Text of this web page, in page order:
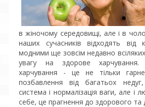
в жіночому середовищі, але і в
наших сучасників відходять від
модними ще зовсім недавно
увагу на здорове
харчування - це не тільки
позбавлення від багатьох
система і нормалізація ваги, але і
себе, це прагнення до здорового та